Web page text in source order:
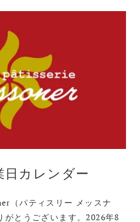
日カレンダー
（パティスリー メッスナ
がとうございます。2026年8